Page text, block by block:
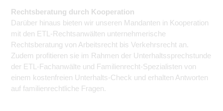
Rechtsberatung durch Kooperation
Darüber hinaus bieten wir unseren Mandanten in Kooperation
mit den ETL-Rechtsanwälten unternehmerische
Rechtsberatung von Arbeitsrecht bis Verkehrsrecht an.
Zudem profitieren sie im Rahmen der Unterhalts­sprechstunde
der ETL-Fachanwälte und Familienrecht-Spezialisten von
einem kostenfreien Unterhalts-Check und erhalten Antworten
auf familienrechtliche Fragen.